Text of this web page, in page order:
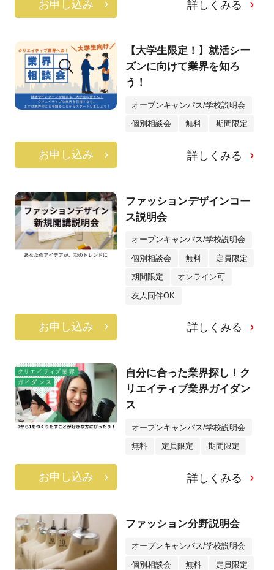
お申し込み 詳しくみる
【大学生限定！】就活シー
ズンに向けて業界を知ろ
う！
オープンキャンパス/学校説明会
個別相談会 無料 期間限定
お申し込み 詳しくみる
ファッションデザインコー
ス説明会
オープンキャンパス/学校説明会
個別相談会 無料 定員限定
期間限定 オンライン可
友人同伴OK
お申し込み 詳しくみる
自分に合った業界探し！ク
リエイティブ業界ガイダン
ス
オープンキャンパス/学校説明会
無料 定員限定 期間限定
お申し込み 詳しくみる
ファッション分野説明会
オープンキャンパス/学校説明会
個別相談会 無料 定員限定